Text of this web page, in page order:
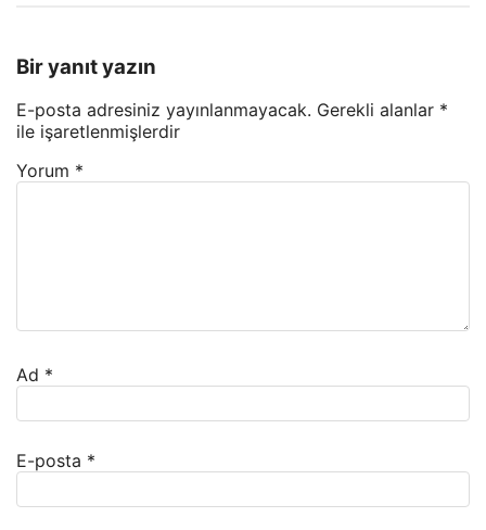
Bir yanıt yazın
E-posta adresiniz yayınlanmayacak. Gerekli alanlar *
ile işaretlenmişlerdir
Yorum *
Ad *
E-posta *